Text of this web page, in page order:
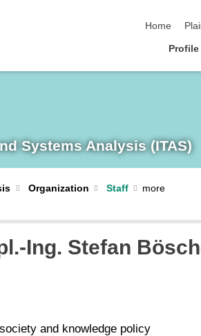
Home
Profile
Systems Analysis (ITAS)
Organization Staff
Ing. Stefan
and knowledge policy